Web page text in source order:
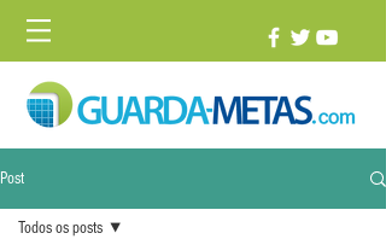
Post
Todos os posts